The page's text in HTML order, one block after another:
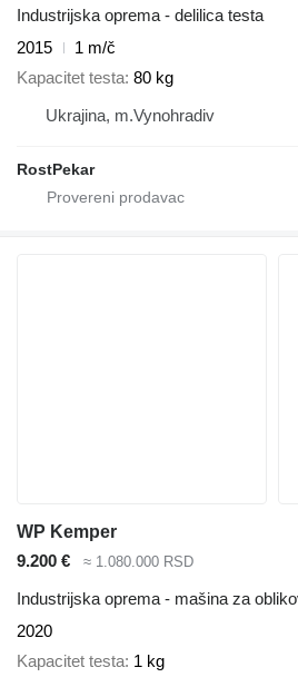
Industrijska oprema - delilica testa
2015
1 m/č
Kapacitet testa 80 kg
Ukrajina, m.Vynohradiv
RostPekar
WP Kemper
9.200 €
≈ 1.080.000 RSD
Industrijska oprema - mašina za
2020
Kapacitet testa 1 kg